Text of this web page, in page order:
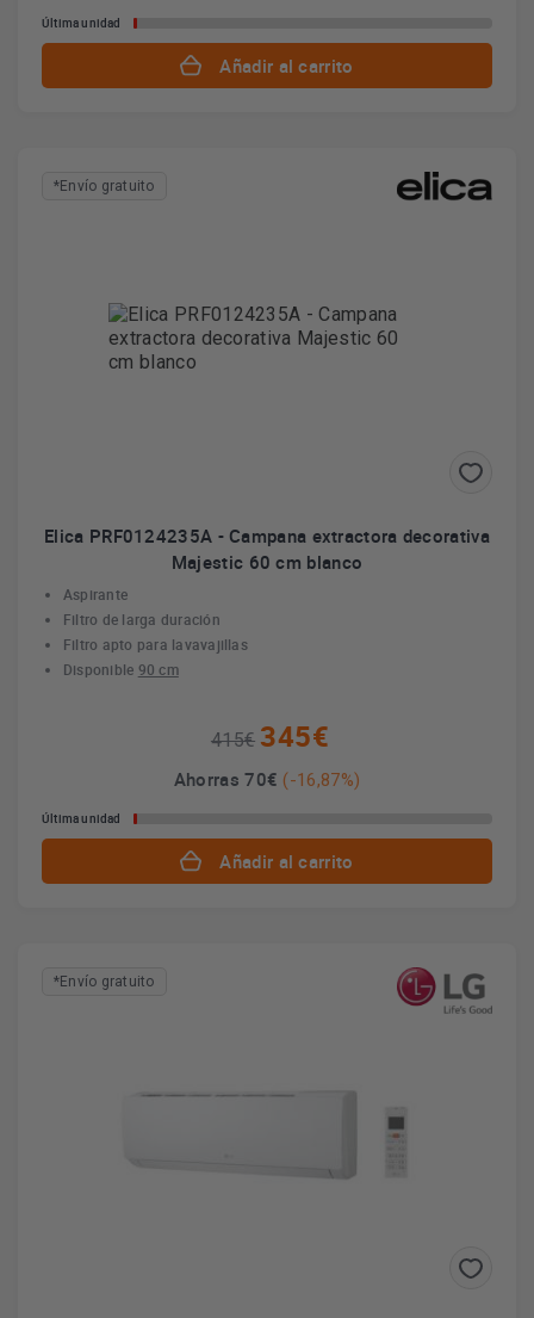
Última unidad
Añadir al carrito
*Envío gratuito
Elica PRF0124235A - Campana extractora decorativa
Majestic 60 cm blanco
Aspirante
Filtro de larga duración
Filtro apto para lavavajillas
Disponible 90 cm
415€ 345€
Ahorras 70€ (-16,87%)
Última unidad
Añadir al carrito
*Envío gratuito